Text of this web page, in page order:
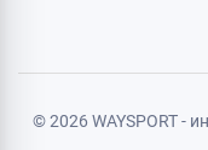
Логистический